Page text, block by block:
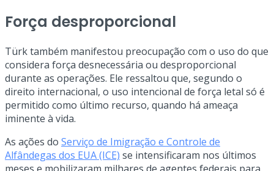
Força desproporcional
Türk também manifestou preocupação com o uso do que
considera força desnecessária ou desproporcional
durante as operações. Ele ressaltou que, segundo o
direito internacional, o uso intencional de força letal só é
permitido como último recurso, quando há ameaça
iminente à vida.
As ações do Serviço de Imigração e Controle de
Alfândegas dos EUA (ICE) se intensificaram nos últimos